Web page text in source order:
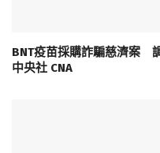
BNT疫苗採購詐騙慈濟案
中央社 CNA